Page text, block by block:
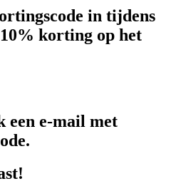
in tijdens
korting op het
een e-mail met